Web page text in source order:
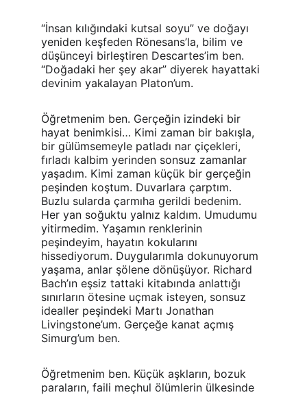
“İnsan kılığındaki kutsal soyu” ve doğayı
yeniden keşfeden Rönesans’la, bilim ve
düşünceyi birleştiren Descartes’im ben.
“Doğadaki her şey akar” diyerek hayattaki
devinim yakalayan Platon’um.
Öğretmenim ben. Gerçeğin izindeki bir
hayat benimkisi… Kimi zaman bir bakışla,
bir gülümsemeyle patladı nar çiçekleri,
fırladı kalbim yerinden sonsuz zamanlar
yaşadım. Kimi zaman küçük bir gerçeğin
peşinden koştum. Duvarlara çarptım.
Buzlu sularda çarmıha gerildi bedenim.
Her yan soğuktu yalnız kaldım. Umudumu
yitirmedim. Yaşamın renklerinin
peşindeyim, hayatın kokularını
hissediyorum. Duygularımla dokunuyorum
yaşama, anlar şölene dönüşüyor. Richard
Bach’ın eşsiz tattaki kitabında anlattığı
sınırların ötesine uçmak isteyen, sonsuz
idealler peşindeki Martı Jonathan
Livingstone’um. Gerçeğe kanat açmış
Simurg’um ben.
Öğretmenim ben. Küçük aşkların, bozuk
paraların, faili meçhul ölümlerin ülkesinde